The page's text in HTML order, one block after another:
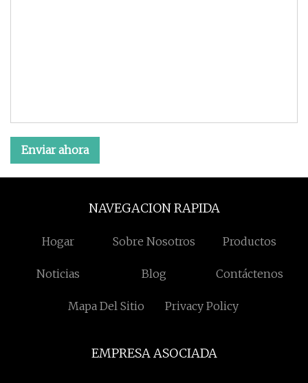
Enviar ahora
NAVEGACION RAPIDA
Hogar Sobre Nosotros Productos
Noticias Blog Contáctenos
Mapa Del Sitio Privacy Policy
EMPRESA ASOCIADA